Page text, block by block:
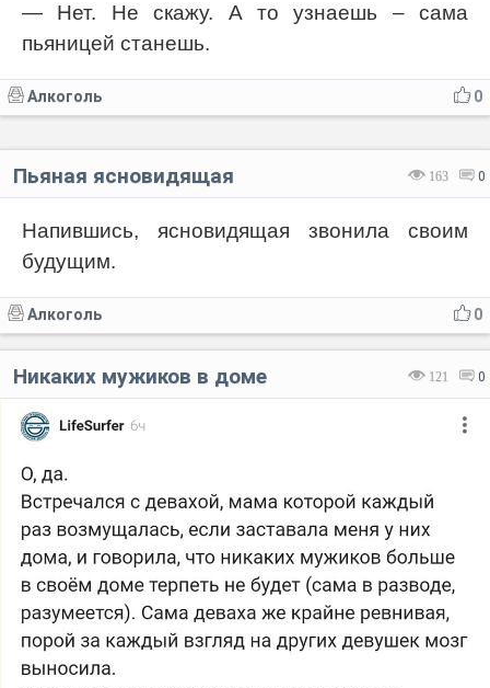
— Нет. Не скажу. А то узнаешь – сама
пьяницей станешь.
0
Алкоголь
163 0
Пьяная ясновидящая
Напившись, ясновидящая звонила своим
будущим.
0
Алкоголь
121 0
Никаких мужиков в доме